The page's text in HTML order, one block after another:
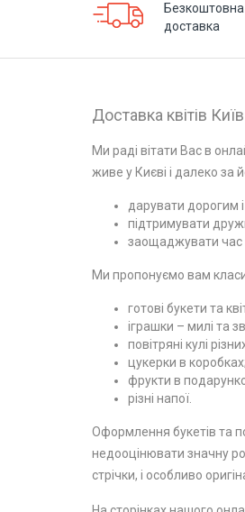
Безкоштовна
доставка
Доставка квітів Київ
Ми раді вітати Вас в
живе у Києві і далеко за
дарувати дорогим
підтримувати
заощаджувати час
Ми пропонуємо вам
готові букети та
іграшки – милі та
повітряні кулі
цукерки в коробках;
фрукти в
різні напої.
Оформлення букетів та
недооцінювати значну
стрічки, і особливо